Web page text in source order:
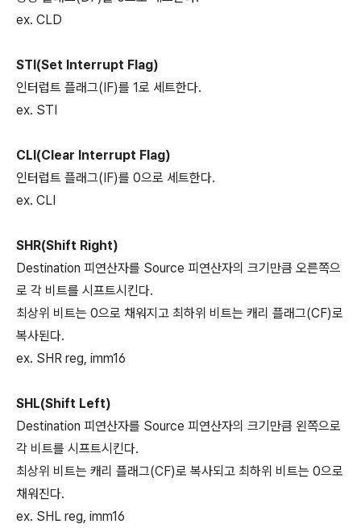
ex. CLD
STI(Set Interrupt Flag)
인터럽트 플래그(IF)를 1로 세트한다.
ex. STI
CLI(Clear Interrupt Flag)
인터럽트 플래그(IF)를 0으로 세트한다.
ex. CLI
SHR(Shift Right)
Destination 피연산자를 Source 피연산자의 크기만큼 오른쪽으
로 각 비트를 시프트시킨다.
최상위 비트는 0으로 채워지고 최하위 비트는 캐리 플래그(CF)로
복사된다.
ex. SHR reg, imm16
SHL(Shift Left)
Destination 피연산자를 Source 피연산자의 크기만큼 왼쪽으로
각 비트를 시프트시킨다.
최상위 비트는 캐리 플래그(CF)로 복사되고 최하위 비트는 0으로
채워진다.
ex. SHL reg, imm16